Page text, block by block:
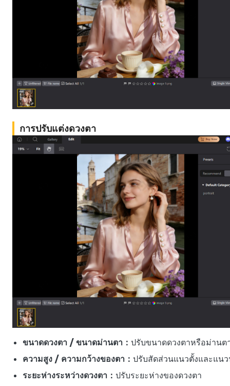
การปรับแต่งดวงตา
ขนาดดวงตา / ขนาดม่านตา： ปรับขนาดดวงตาหรือม่านต
ความสูง / ความกว้างของตา： ปรับสัดส่วนแนวตั้งและแน
ระยะห่างระหว่างดวงตา： ปรับระยะห่างของดวงตา